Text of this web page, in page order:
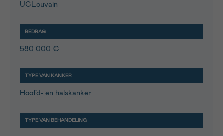
UCLouvain
580 000 €
Hoofd- en halskanker